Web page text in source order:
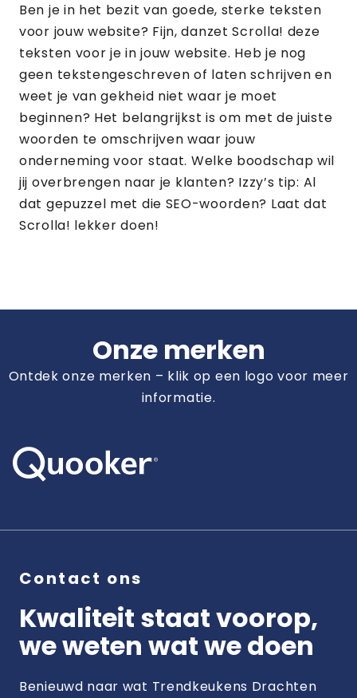
Ben je in het bezit van goede, sterke teksten
voor jouw website? Fijn, danzet Scrolla! deze
teksten voor je injouw website. Heb je nog
geen tekstengeschreven of laten schrijven en
weet je van gekheid niet waar je moet
beginnen? Het belangrijkst is om met de juiste
woorden te omschrijven waar jouw
onderneming voor staat. Welke boodschapwil
jij overbrengen naar je klanten? Izzy’s tip: Al
dat gepuzzel met die SEO-woorden? Laat dat
Scrolla! lekker doen!
Onze merken
Ontdek onze merken – klik op een logo voor meer
informatie.
Contact ons
Kwaliteit staat voorop,
we weten wat we doen
Benieuwd naar wat Trendkeukens Drachten